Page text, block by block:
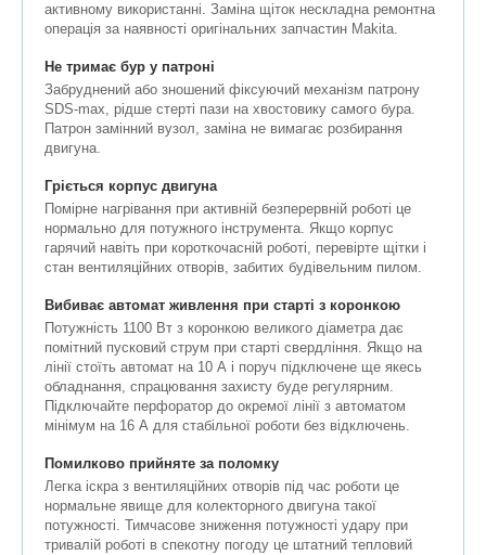
активному використанні. Заміна щіток нескладна ремонтна
операція за наявності оригінальних запчастин Makita.
Не тримає бур у патроні
Забруднений або зношений фіксуючий механізм патрону
SDS-max, рідше стерті пази на хвостовику самого бура.
Патрон замінний вузол, заміна не вимагає розбирання
двигуна.
Гріється корпус двигуна
Помірне нагрівання при активній безперервній роботі це
нормально для потужного інструмента. Якщо корпус
гарячий навіть при короткочасній роботі, перевірте щітки і
стан вентиляційних отворів, забитих будівельним пилом.
Вибиває автомат живлення при старті з коронкою
Потужність 1100 Вт з коронкою великого діаметра дає
помітний пусковий струм при старті свердління. Якщо на
лінії стоїть автомат на 10 А і поруч підключене ще якесь
обладнання, спрацювання захисту буде регулярним.
Підключайте перфоратор до окремої лінії з автоматом
мінімум на 16 А для стабільної роботи без відключень.
Помилково прийняте за поломку
Легка іскра з вентиляційних отворів під час роботи це
нормальне явище для колекторного двигуна такої
потужності. Тимчасове зниження потужності удару при
тривалій роботі в спекотну погоду це штатний тепловий